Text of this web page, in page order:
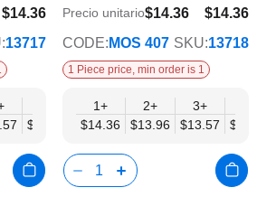
deseos
$14.36
$11.17
13717
$13.17
9+
$12.77
12+
$12.37
15+
$11.97
$14.36
$11.17
Precio unitario$14.36
CODE: MOS 407 SKU:13718
1 Piece price, min order is 1
1+
$14.36
2+
$13.96
3+
$13.57